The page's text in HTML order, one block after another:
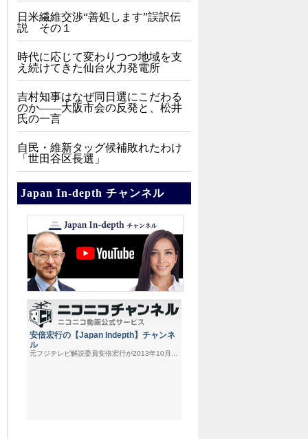
日米繊維交渉“善処します”誤訳伝
説 その１
時代に応じて変わりつつ地域を支
え続けてきた仙台火力発電所
吉村知事はなぜ同日選にこだわる
のか――大阪市会の反発と、松井
氏の一言
自民・維新タッグ候補敗れたわけ
「世田谷区長選」
Japan In-depth チャンネル